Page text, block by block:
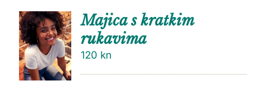
DODAJ
U
CU
Majica s kratkim
rukavima
120 kn